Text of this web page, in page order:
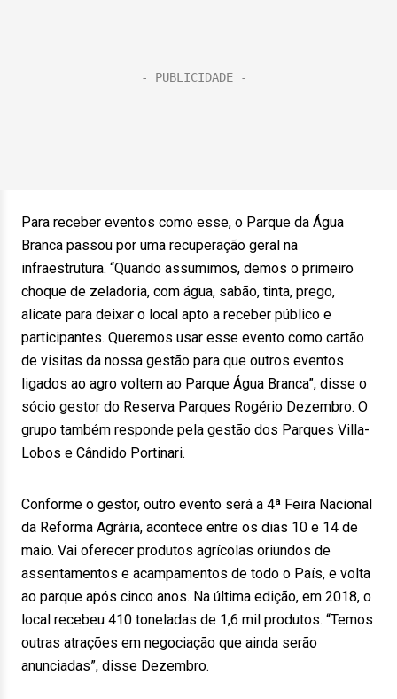
Para receber eventos como esse, o Parque da Água
Branca passou por uma recuperação geral na
infraestrutura. “Quando assumimos, demos o primeiro
choque de zeladoria, com água, sabão, tinta, prego,
alicate para deixar o local apto a receber público e
participantes. Queremos usar esse evento como cartão
de visitas da nossa gestão para que outros eventos
ligados ao agro voltem ao Parque Água Branca”, disse o
sócio gestor do Reserva Parques Rogério Dezembro. O
grupo também responde pela gestão dos Parques Villa-
Lobos e Cândido Portinari.
Conforme o gestor, outro evento será a 4ª Feira Nacional
da Reforma Agrária, acontece entre os dias 10 e 14 de
maio. Vai oferecer produtos agrícolas oriundos de
assentamentos e acampamentos de todo o País, e volta
ao parque após cinco anos. Na última edição, em 2018, o
local recebeu 410 toneladas de 1,6 mil produtos. “Temos
outras atrações em negociação que ainda serão
anunciadas”, disse Dezembro.